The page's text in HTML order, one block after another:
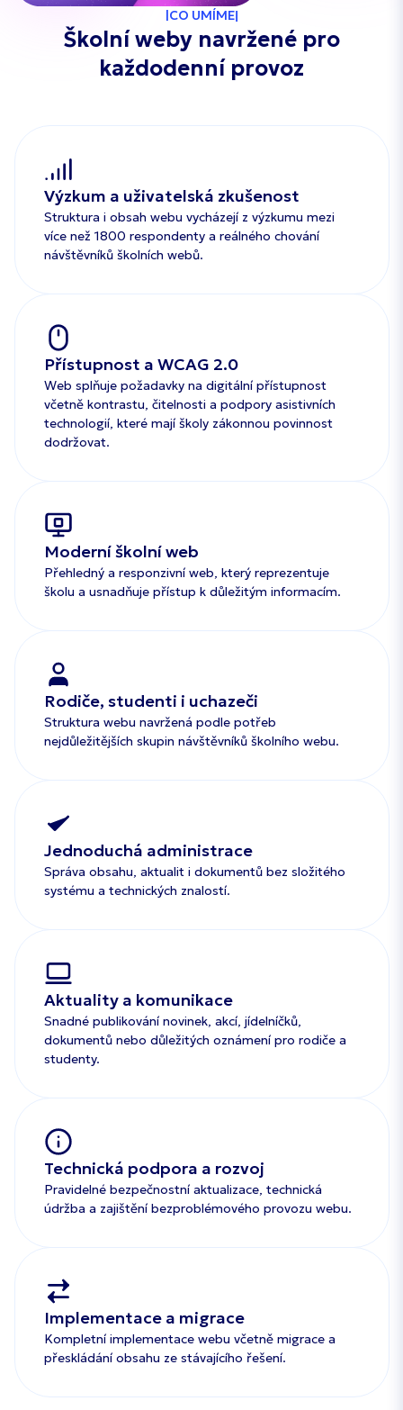
CO UMÍME
Školní weby navržené pro
každodenní provoz
Výzkum a uživatelská zkušenost
Struktura i obsah webu vycházejí z výzkumu mezi
více než 1800 respondenty a reálného chování
návštěvníků školních webů.
Přístupnost a WCAG 2.0
Web splňuje požadavky na digitální přístupnost
včetně kontrastu, čitelnosti a podpory asistivních
technologií, které mají školy zákonnou povinnost
dodržovat.
Moderní školní web
Přehledný a responzivní web, který reprezentuje
školu a usnadňuje přístup k důležitým informacím.
Rodiče, studenti i uchazeči
Struktura webu navržená podle potřeb
nejdůležitějších skupin návštěvníků školního webu.
Jednoduchá administrace
Správa obsahu, aktualit i dokumentů bez složitého
systému a technických znalostí.
Aktuality a komunikace
Snadné publikování novinek, akcí, jídelníčků,
dokumentů nebo důležitých oznámení pro rodiče a
studenty.
Technická podpora a rozvoj
Pravidelné bezpečnostní aktualizace, technická
údržba a zajištění bezproblémového provozu webu.
Implementace a migrace
Kompletní implementace webu včetně migrace a
přeskládání obsahu ze stávajícího řešení.